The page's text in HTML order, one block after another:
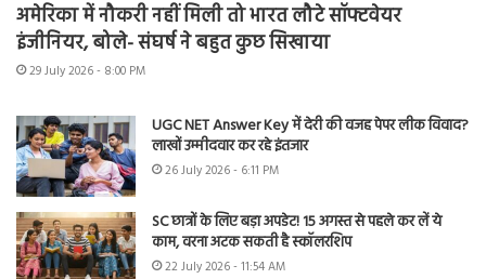
अमेरिका में नौकरी नहीं मिली तो भारत लौटे सॉफ्टवेयर
इंजीनियर, बोले- संघर्ष ने बहुत कुछ सिखाया
29 July 2026 - 8:00 PM
UGC NET Answer Key में देरी की वजह पेपर लीक विवाद?
लाखों उम्मीदवार कर रहे इंतजार
26 July 2026 - 6:11 PM
SC छात्रों के लिए बड़ा अपडेट! 15 अगस्त से पहले कर लें ये
काम, वरना अटक सकती है स्कॉलरशिप
22 July 2026 - 11:54 AM